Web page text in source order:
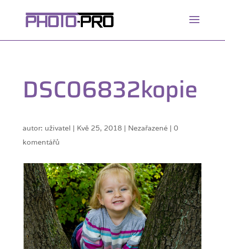
DSC06832kopie
autor: uživatel | Kvě 25, 2018 | Nezařazené | 0
komentářů